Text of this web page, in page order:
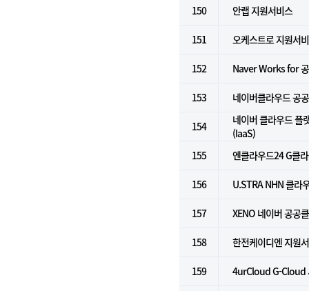
150 안랩 지원서비스
151 오케스트로 지원서
152 Naver Works for
153 네이버클라우드 공
154
네이버 클라우드 플
(IaaS)
155
엔클라우드24 G클
156 U.STRA NHN 클라
157 XENO 네이버 공공
158 한전케이디엔 지원
159 4urCloud G-Cloud